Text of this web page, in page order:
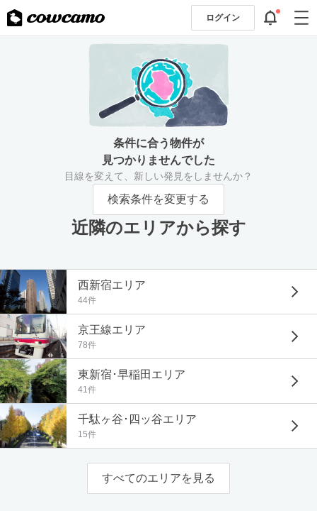
ログイン
条件に合う物件が
見つかりませんでした
目線を変えて、新しい発見をしませんか？
検索条件を変更する
近隣のエリアから探す
西新宿エリア
44件
京王線エリア
78件
東新宿･早稲田エリア
41件
千駄ヶ谷･四ッ谷エリア
15件
すべてのエリアを見る